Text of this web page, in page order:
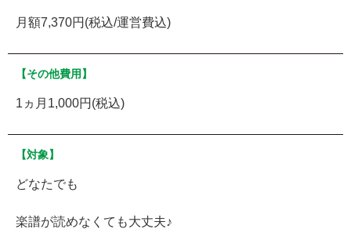
月額7,370円(税込/運営費込)
【その他費用】
1ヵ月1,000円(税込)
【対象】
どなたでも
楽譜が読めなくても大丈夫♪